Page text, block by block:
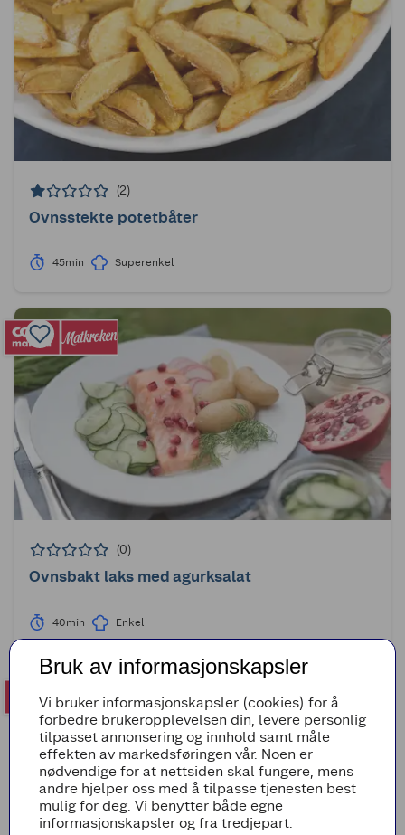
(2)
Ovnsstekte potetbåter
45min Superenkel
(0)
Ovnsbakt laks med agurksalat
40min Enkel
Bruk av informasjonskapsler
Vi bruker informasjonskapsler (cookies) for å
forbedre brukeropplevelsen din, levere personlig
tilpasset annonsering og innhold samt måle
effekten av markedsføringen vår. Noen er
nødvendige for at nettsiden skal fungere, mens
andre hjelper oss med å tilpasse tjenesten best
mulig for deg. Vi benytter både egne
informasjonskapsler og fra tredjepart.